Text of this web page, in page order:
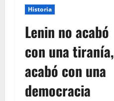
Historia
Lenin no acabó
con una tiranía,
acabó con una
democracia